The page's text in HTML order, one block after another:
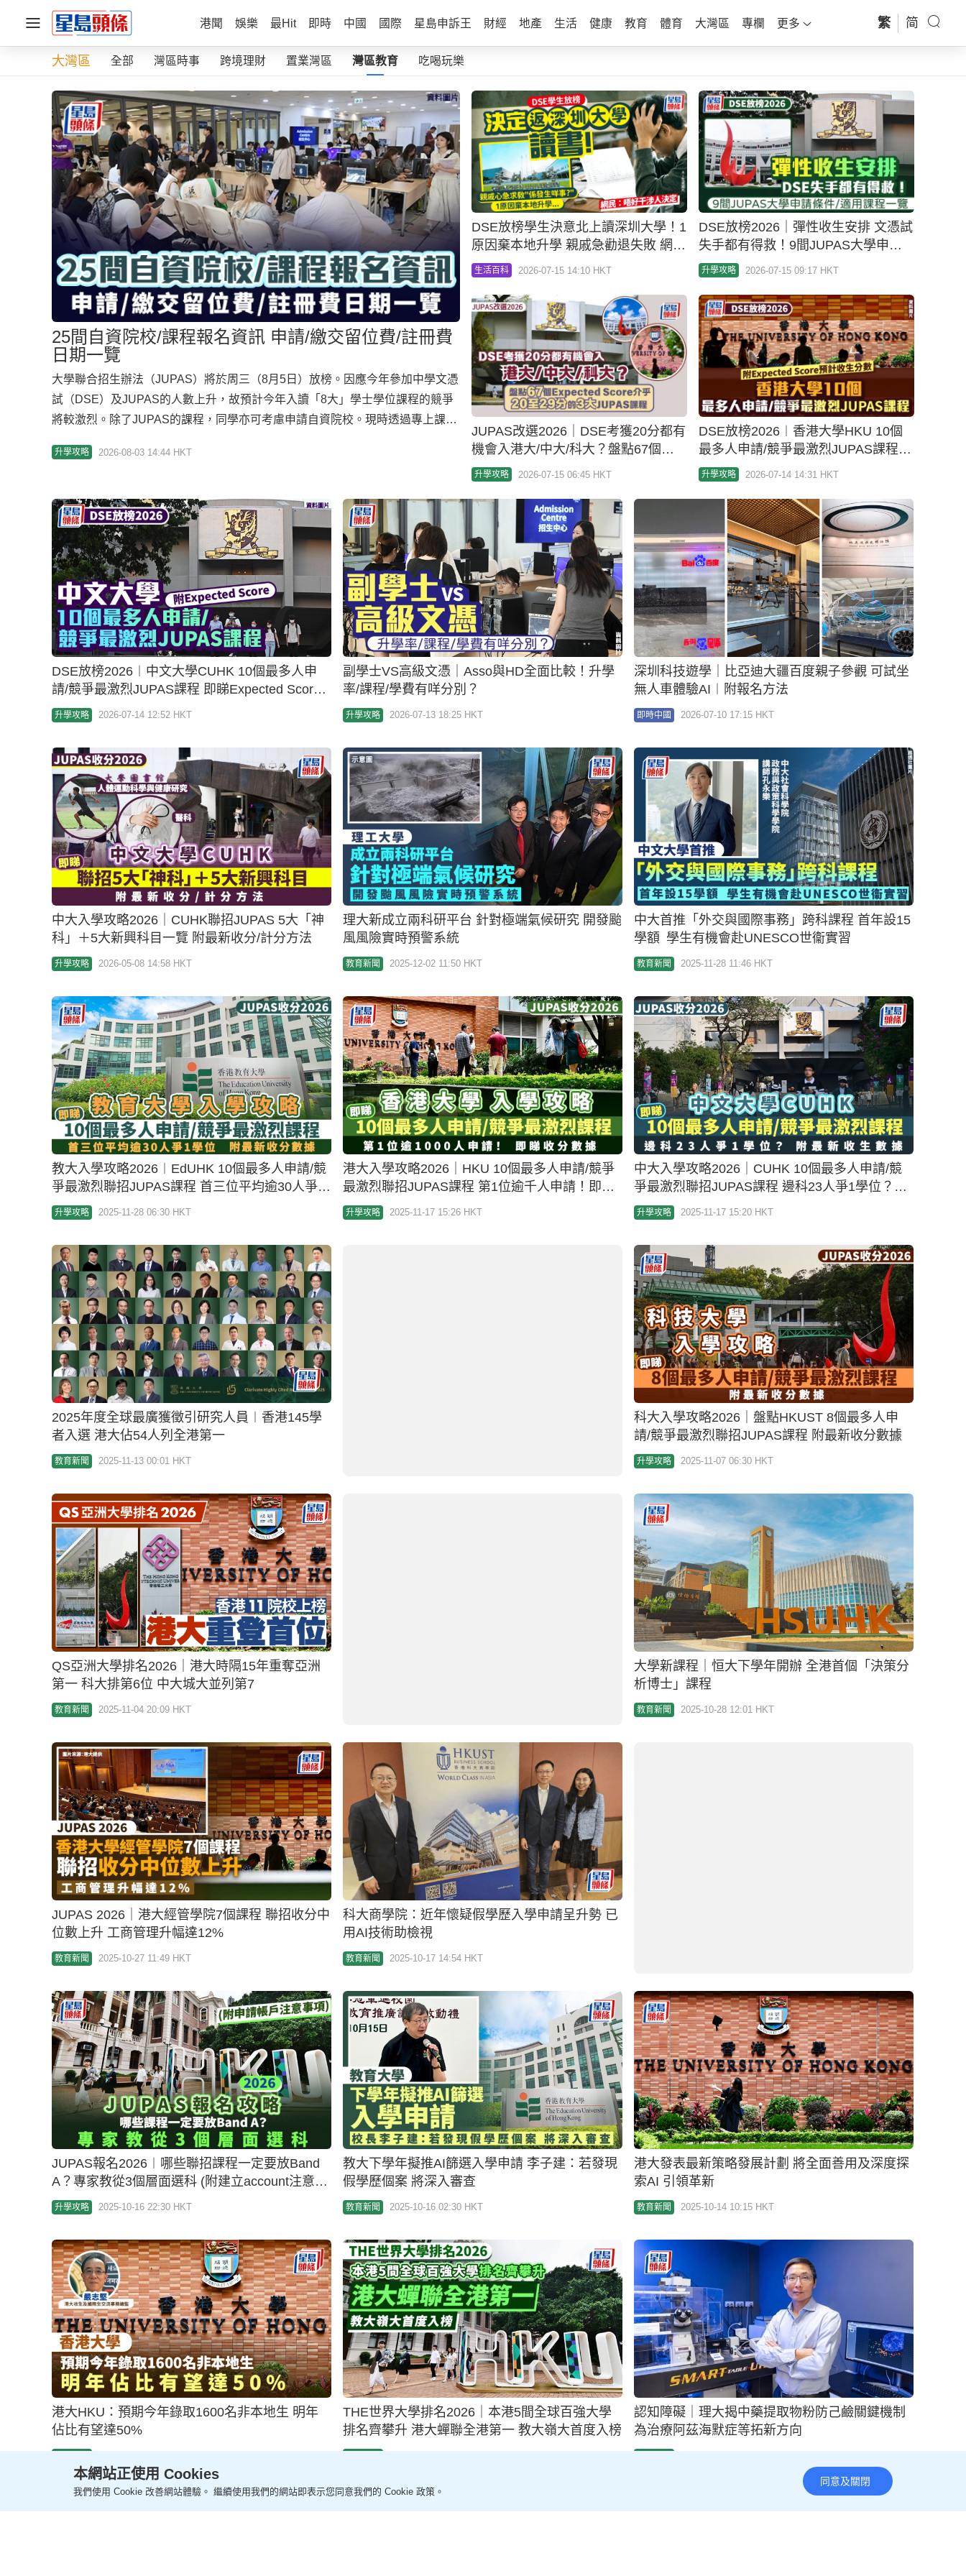
港聞 娛樂 最Hit 即時 中國 國際 星島申訴王 財經 地產 生活 健康 教育 體育 大灣區 專欄 更多 繁 简
大灣區 全部 灣區時事 跨境理財 置業灣區 灣區教育 吃喝玩樂
25間自資院校/課程報名資訊 申請/繳交留位費/註冊費
日期一覽
大學聯合招生辦法（JUPAS）將於周三（8月5日）放榜。因應今年參加中學文憑
試（DSE）及JUPAS的人數上升，故預計今年入讀「8大」學士學位課程的競爭
將較激烈。除了JUPAS的課程，同學亦可考慮申請自資院校。現時透過專上課程
同學可瀏覽院校網頁或向院校查詢；另外，透過自資專上教育資訊平台
升學攻略 2026-08-03 14:44 HKT
DSE放榜學生決意北上讀深圳大學！1
原因棄本地升學 親戚急勸退失敗 網
民：唔好干涉人決定
生活百科 2026-07-15 14:10 HKT
DSE放榜2026｜彈性收生安排 文憑試
失手都有得救！9間JUPAS大學申請
條件/適用課程一文看清！
升學攻略 2026-07-15 09:17 HKT
JUPAS改選2026｜DSE考獲20分都有
機會入港大/中大/科大？盤點67個
Expected Score介乎20-29分的「3
大」課程
升學攻略 2026-07-15 06:45 HKT
DSE放榜2026︱香港大學HKU 10個
最多人申請/競爭最激烈JUPAS課程
附最新Expected Score預計收生分數
升學攻略 2026-07-14 14:31 HKT
DSE放榜2026︱中文大學CUHK 10個最多人申
請/競爭最激烈JUPAS課程 即睇Expected Score
預計收生分數！
升學攻略 2026-07-14 12:52 HKT
副學士VS高級文憑｜Asso與HD全面比較！升學
率/課程/學費有咩分別？
升學攻略 2026-07-13 18:25 HKT
深圳科技遊學｜比亞迪大疆百度親子參觀 可試坐
無人車體驗AI︱附報名方法
即時中國 2026-07-10 17:15 HKT
中大入學攻略2026｜CUHK聯招JUPAS 5大「神
科」＋5大新興科目一覽 附最新收分/計分方法
升學攻略 2026-05-08 14:58 HKT
理大新成立兩科研平台 針對極端氣候研究 開發颱
風風險實時預警系統
教育新聞 2025-12-02 11:50 HKT
中大首推「外交與國際事務」跨科課程 首年設15
學額 學生有機會赴UNESCO世衞實習
教育新聞 2025-11-28 11:46 HKT
教大入學攻略2026︱EdUHK 10個最多人申請/競
爭最激烈聯招JUPAS課程 首三位平均逾30人爭1
學位 附最新收分
升學攻略 2025-11-28 06:30 HKT
港大入學攻略2026｜HKU 10個最多人申請/競爭
最激烈聯招JUPAS課程 第1位逾千人申請！即睇
收分數據
升學攻略 2025-11-17 15:26 HKT
中大入學攻略2026｜CUHK 10個最多人申請/競
爭最激烈聯招JUPAS課程 邊科23人爭1學位？附
最新收分數據
升學攻略 2025-11-17 15:20 HKT
2025年度全球最廣獲徵引研究人員︱香港145學
者入選 港大佔54人列全港第一
教育新聞 2025-11-13 00:01 HKT
QS亞洲大學排名2026｜港大時隔15年重奪亞洲
第一 科大排第6位 中大城大並列第7
教育新聞 2025-11-04 20:09 HKT
大學新課程｜恒大下學年開辦 全港首個「決策分
析博士」課程
教育新聞 2025-10-28 12:01 HKT
科大商學院：近年懷疑假學歷入學申請呈升勢 已
用AI技術助檢視
教育新聞 2025-10-17 14:54 HKT
JUPAS報名2026︱哪些聯招課程一定要放Band
A？專家教從3個層面選科 (附建立account注意事
項)
升學攻略 2025-10-16 22:30 HKT
教大下學年擬推AI篩選入學申請 李子建：若發現
假學歷個案 將深入審查
教育新聞 2025-10-16 02:30 HKT
港大HKU：預期今年錄取1600名非本地生 明年
佔比有望達50%
教育新聞 2025-10-10 03:38 HKT
THE世界大學排名2026｜本港5間全球百強大學
排名齊攀升 港大蟬聯全港第一 教大嶺大首度入榜
教育新聞 2025-10-09 03:30 HKT
認知障礙｜理大揭中藥提取物粉防己鹼關鍵機制
為治療阿茲海默症等拓新方向
教育新聞 2025-10-08 16:23 HKT
中大醫科下學年推「醫學『加』」新課程模式 鼓
勵跨學科及參與社區服務
理大推「教育4.0」 新任副校長曹建農：2026/27
學年推AI必修科
香港大學︱暫任首席副校長王于漸任期延長兩年
校長張翔：未找到最適合人選
本網站正使用 Cookies
我們使用 Cookie 改善網站體驗。 繼續使用我們的網站即表示您同意我們的 Cookie 政策。
同意及關閉